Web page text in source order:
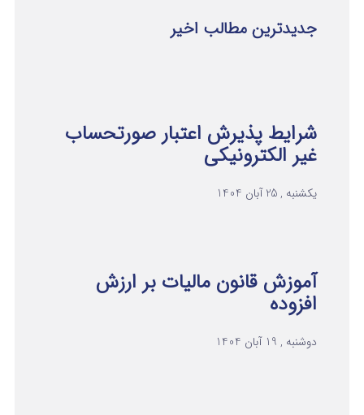
جدیدترین مطالب اخیر
شرایط پذیرش اعتبار صورتحساب
غیر الکترونیکی
یکشنبه , 25 آبان 1404
آموزش قانون مالیات بر ارزش
افزوده
دوشنبه , 19 آبان 1404